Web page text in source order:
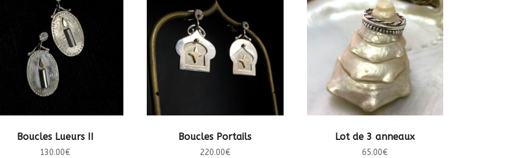
AJOUTER AU PANIER
Boucles Lueurs II
130.00€
AJOUTER AU PANIER
Boucles Portails
220.00€
CHOIX DES OPTIONS
Lot de 3 anneaux
65.00€